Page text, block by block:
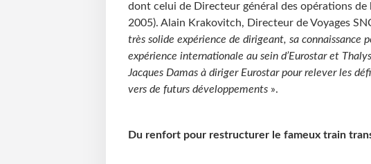
dont celui de Directeur général des opérations de
2005). Alain Krakovitch, Directeur de Voyages
très solide expérience de dirigeant, sa connaissance
expérience internationale au sein d’Eurostar et
Jacques Damas à diriger Eurostar pour relever les
vers de futurs développements».
Du renfort pour restructurer le fameux train